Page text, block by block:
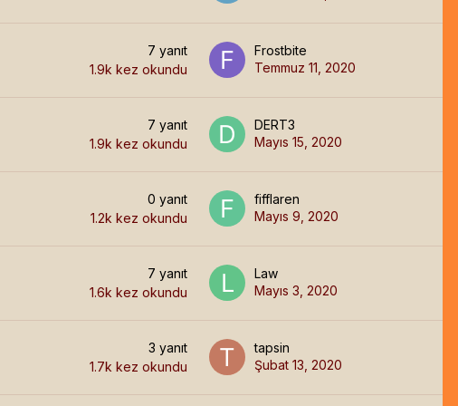
7 yanıt
1.9k kez okundu
Frostbite
Temmuz 11, 2020
7 yanıt
1.9k kez okundu
DERT3
Mayıs 15, 2020
0 yanıt
1.2k kez okundu
fifflaren
Mayıs 9, 2020
7 yanıt
1.6k kez okundu
Law
Mayıs 3, 2020
3 yanıt
1.7k kez okundu
tapsin
Şubat 13, 2020